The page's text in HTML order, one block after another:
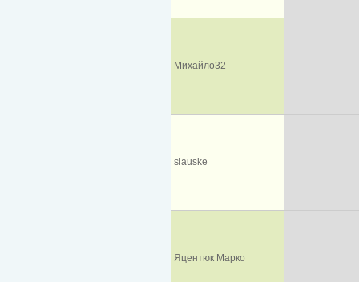
Михайло32
slauske
Яцентюк Марко